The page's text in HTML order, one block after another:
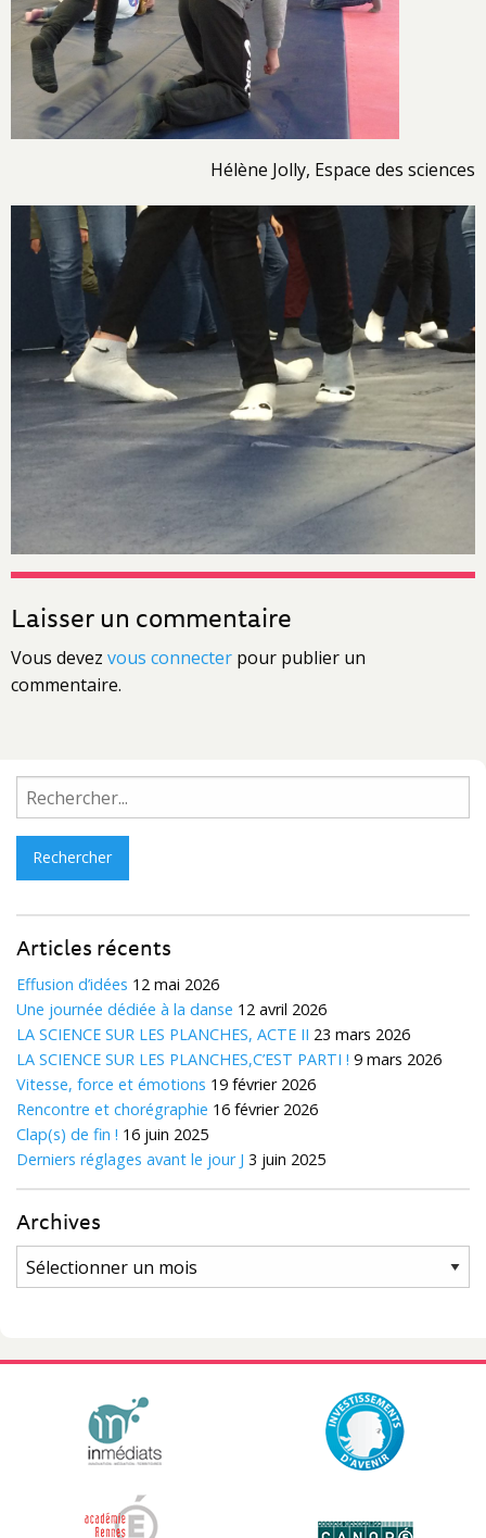
Hélène Jolly, Espace des sciences
Laisser un commentaire
Vous devez vous connecter pour publier un
commentaire.
Rechercher :
Articles récents
Effusion d’idées 12 mai 2026
Une journée dédiée à la danse 12 avril 2026
LA SCIENCE SUR LES PLANCHES, ACTE II 23 mars 2026
LA SCIENCE SUR LES PLANCHES,C’EST PARTI ! 9 mars 2026
Vitesse, force et émotions 19 février 2026
Rencontre et chorégraphie 16 février 2026
Clap(s) de fin ! 16 juin 2025
Derniers réglages avant le jour J 3 juin 2025
Archives
Archives